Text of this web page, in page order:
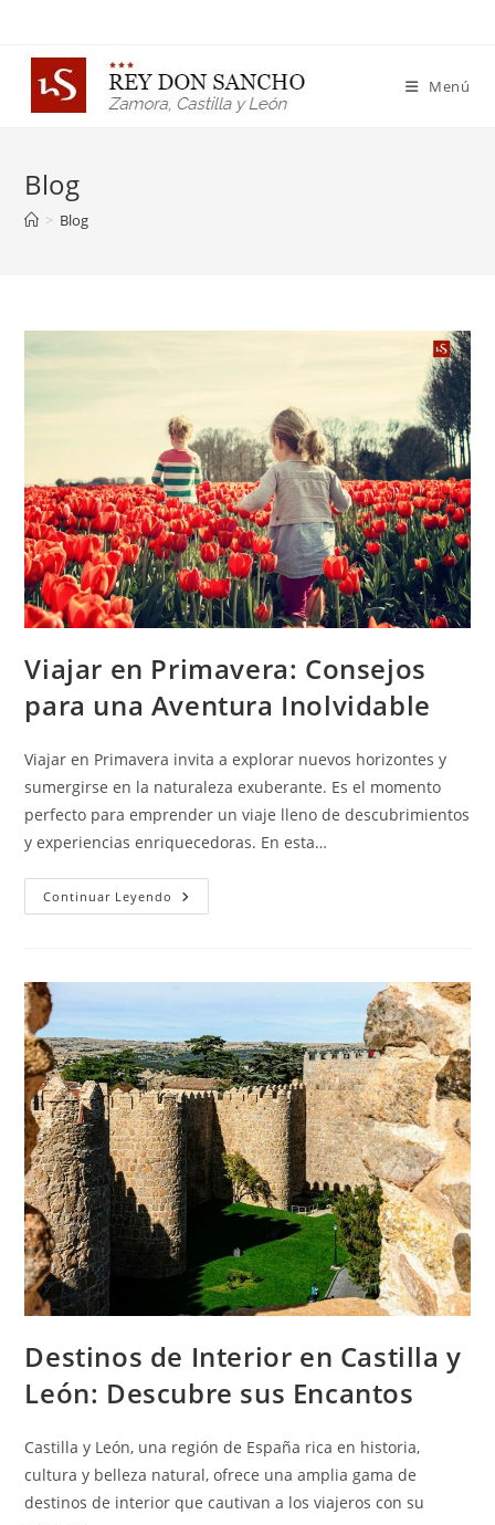
Menú
Blog
> Blog
Viajar en Primavera: Consejos
para una Aventura Inolvidable
Viajar en Primavera invita a explorar nuevos horizontes y
sumergirse en la naturaleza exuberante. Es el momento
perfecto para emprender un viaje lleno de descubrimientos
y experiencias enriquecedoras. En esta…
Continuar Leyendo
Destinos de Interior en Castilla y
León: Descubre sus Encantos
Castilla y León, una región de España rica en historia,
cultura y belleza natural, ofrece una amplia gama de
destinos de interior que cautivan a los viajeros con su